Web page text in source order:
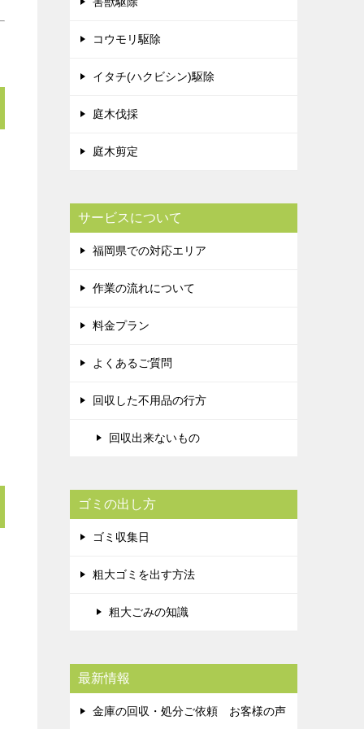
コウモリ駆除
イタチ(ハクビシン)駆除
庭木伐採
庭木剪定
サービスについて
福岡県での対応エリア
作業の流れについて
料金プラン
よくあるご質問
回収した不用品の行方
回収出来ないもの
ゴミの出し方
ゴミ収集日
粗大ゴミを出す方法
粗大ごみの知識
最新情報
金庫の回収・処分ご依頼 お客様の声